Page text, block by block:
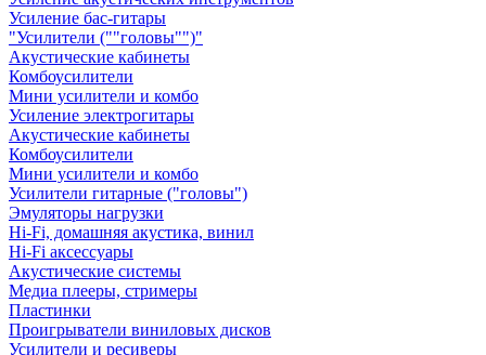
Усиление бас-гитары
"Усилители (""головы"")"
Акустические кабинеты
Комбоусилители
Мини усилители и комбо
Усиление электрогитары
Акустические кабинеты
Комбоусилители
Мини усилители и комбо
Усилители гитарные ("головы")
Эмуляторы нагрузки
Hi-Fi, домашняя акустика, винил
Hi-Fi аксессуары
Акустические системы
Медиа плееры, стримеры
Пластинки
Проигрыватели виниловых дисков
Усилители и ресиверы